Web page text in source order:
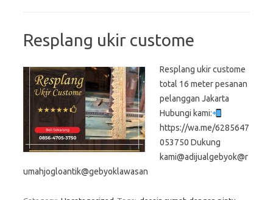
Resplang ukir custome
Resplang ukir custome
total 16 meter pesanan
pelanggan Jakarta
Hubungi kami:
https://wa.me/6285647
053750 Dukung
kami@adijualgebyok@r
umahjogloantik@gebyoklawasan